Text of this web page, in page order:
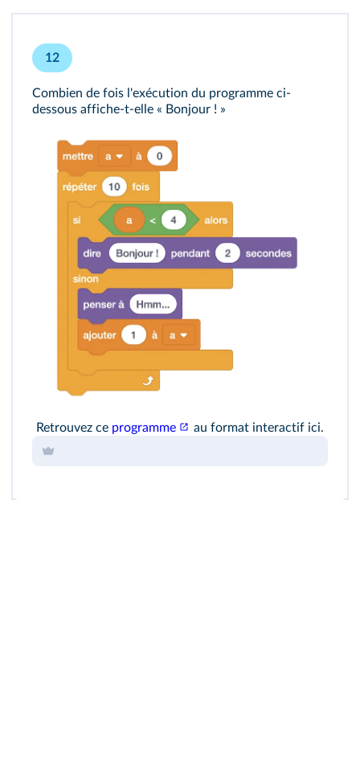
12
Combien de fois l'exécution du programme ci-
dessous affiche-t-elle « Bonjour ! »
Retrouvez ce programme au format interactif ici.